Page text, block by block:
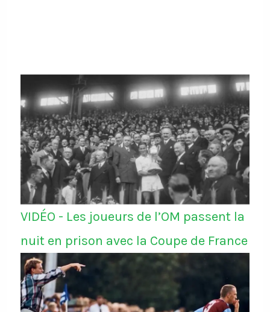
VIDÉO - Les joueurs de l’OM passent la
nuit en prison avec la Coupe de France